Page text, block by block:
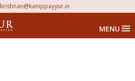
krishnan@kanippayyur.in
MENU